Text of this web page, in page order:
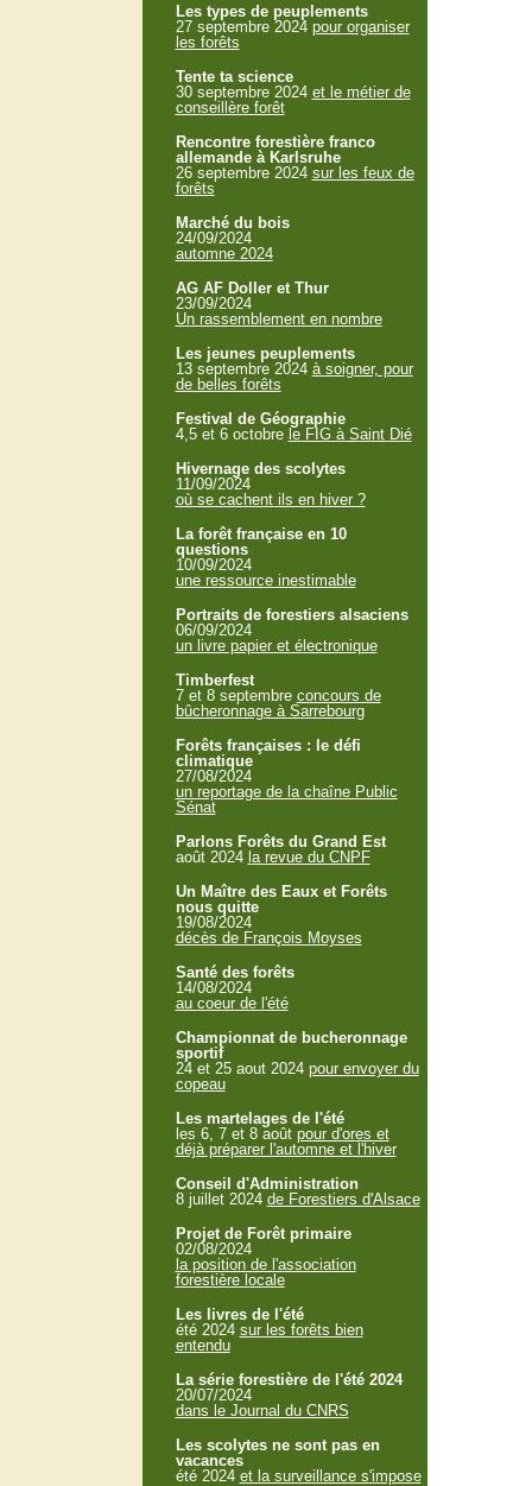
Les types de peuplements
27 septembre 2024 pour organiser
les forêts
Tente ta science
30 septembre 2024 et le métier de
conseillère forêt
Rencontre forestière franco
allemande à Karlsruhe
26 septembre 2024 sur les feux de
forêts
Marché du bois
24/09/2024
automne 2024
AG AF Doller et Thur
23/09/2024
Un rassemblement en nombre
Les jeunes peuplements
13 septembre 2024 à soigner, pour
de belles forêts
Festival de Géographie
4,5 et 6 octobre le FIG à Saint Dié
Hivernage des scolytes
11/09/2024
où se cachent ils en hiver ?
La forêt française en 10
questions
10/09/2024
une ressource inestimable
Portraits de forestiers alsaciens
06/09/2024
un livre papier et électronique
Timberfest
7 et 8 septembre concours de
bûcheronnage à Sarrebourg
Forêts françaises : le défi
climatique
27/08/2024
un reportage de la chaîne Public
Sénat
Parlons Forêts du Grand Est
août 2024 la revue du CNPF
Un Maître des Eaux et Forêts
nous quitte
19/08/2024
décès de François Moyses
Santé des forêts
14/08/2024
au coeur de l'été
Championnat de bucheronnage
sportif
24 et 25 aout 2024 pour envoyer du
copeau
Les martelages de l'été
les 6, 7 et 8 août pour d'ores et
déjà préparer l'automne et l'hiver
Conseil d'Administration
8 juillet 2024 de Forestiers d'Alsace
Projet de Forêt primaire
02/08/2024
la position de l'association
forestière locale
Les livres de l'été
été 2024 sur les forêts bien
entendu
La série forestière de l'été 2024
20/07/2024
dans le Journal du CNRS
Les scolytes ne sont pas en
vacances
été 2024 et la surveillance s'impose